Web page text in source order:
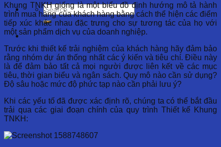
Khung TNKH giống là một biểu đồ định hướng mô tả hành
trình mua hàng của khách hàng bằng cách thể hiện các điểm
tiếp xúc khác nhau đặc trưng cho sự tương tác của họ với
một sản phẩm dịch vụ của doanh nghiệp.
Trước khi thiết kế trải nghiệm của khách hàng hãy đảm bảo
rằng nhóm dự án thống nhất các ý kiến và tiêu chí. Điều này
là để đảm bảo tất cả mọi người được liên kết về các mục
tiêu, thời gian biểu và ngân sách. Quy mô nào cần sử dụng?
Độ sâu hoặc mức độ phức tạp nào cần phải lưu ý?
Khi các yếu tố đã được xác định rõ, chúng ta có thể bắt đầu
trải qua các giai đoạn chính của quy trình Thiết kế Khung
TNKH: